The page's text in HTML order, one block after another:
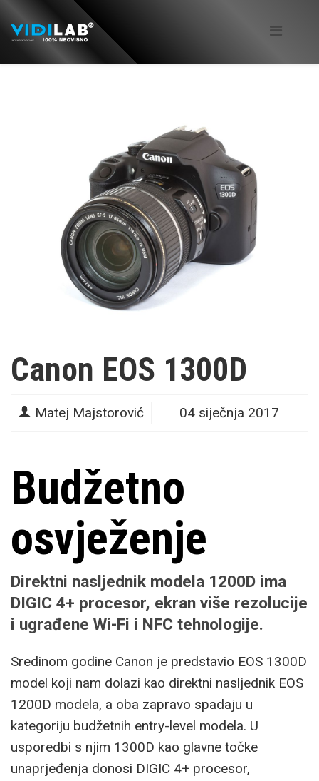
Canon EOS 1300D
Matej Majstorović 04 siječnja 2017
Budžetno
osvježenje
Direktni nasljednik modela 1200D ima
DIGIC 4+ procesor, ekran više rezolucije
i ugrađene Wi-Fi i NFC tehnologije.
Sredinom godine Canon je predstavio EOS 1300D
model koji nam dolazi kao direktni nasljednik EOS
1200D modela, a oba zapravo spadaju u
kategoriju budžetnih entry-level modela. U
usporedbi s njim 1300D kao glavne točke
unaprjeđenja donosi DIGIC 4+ procesor,